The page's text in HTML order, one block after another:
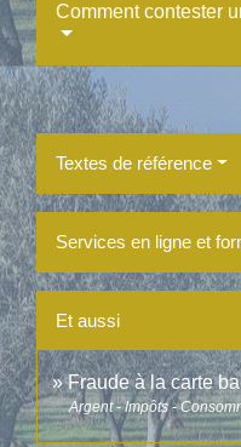
Comment contester
Textes de référence
Services en ligne et
Et aussi
Fraude à la carte
Argent - Impôts -